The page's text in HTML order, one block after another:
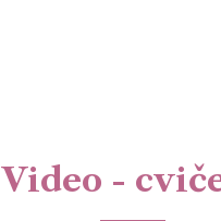
Video -